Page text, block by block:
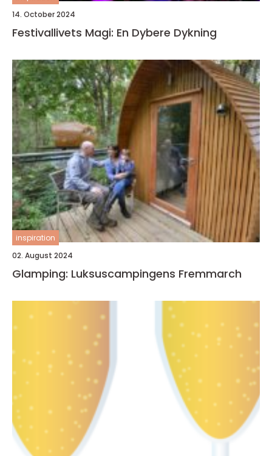
14. October 2024
Festivallivets Magi: En Dybere Dykning
inspiration
02. August 2024
Glamping: Luksuscampingens Fremmarch